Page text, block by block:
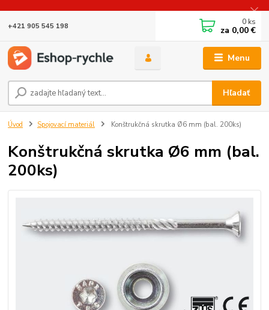
Menu
Hľadať
+421 905 545 198 0 ks
za 0,00 €
Úvod Spojovací materiál Konštrukčná skrutka Ø6 mm (bal. 200ks)
Konštrukčná skrutka Ø6 mm (bal.
200ks)